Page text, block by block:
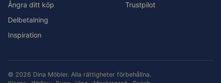
Ångra ditt köp
Delbetalning
Inspiration
Trustpilot
© 2026 Dina Möbler. Alla rättigheter förbehållna.